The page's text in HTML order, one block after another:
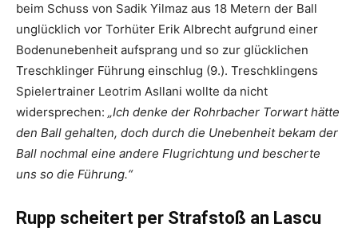
beim Schuss von Sadik Yilmaz aus 18 Metern der Ball
unglücklich vor Torhüter Erik Albrecht aufgrund einer
Bodenunebenheit aufsprang und so zur glücklichen
Treschklinger Führung einschlug (9.). Treschklingens
Spielertrainer Leotrim Asllani wollte da nicht
widersprechen: „Ich denke der Rohrbacher Torwart hätte
den Ball gehalten, doch durch die Unebenheit bekam der
Ball nochmal eine andere Flugrichtung und bescherte
uns so die Führung.“
Rupp scheitert per Strafstoß an Lascu